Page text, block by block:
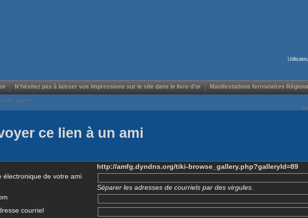
N'hésitez pas à laisser vos impressions sur le site dans le livre d'or Manifestations ferroviaires
de gauche
ce lien à un ami
http://amfg.dyndns.org/tiki-browse_gallery.php?galleryId=89
électronique de votre ami
Séparer les adresses de courriels par des virgules.
courriel